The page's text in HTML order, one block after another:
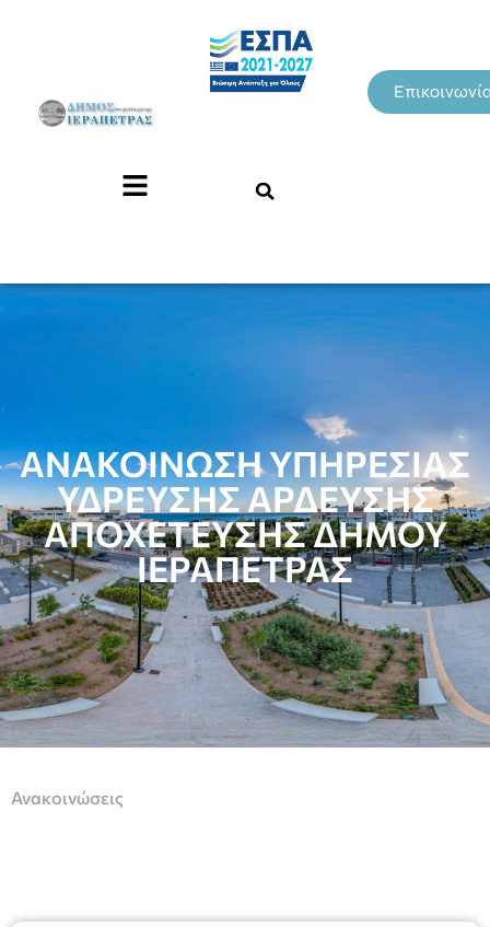
ΑΝΑΚΟΙΝΩΣΗ ΥΠΗΡΕΣΙΑΣ
ΥΔΡΕΥΣΗΣ ΑΡΔΕΥΣΗΣ
ΑΠΟΧΕΤΕΥΣΗΣ ΔΗΜΟΥ
ΙΕΡΑΠΕΤΡΑΣ
Ανακοινώσεις